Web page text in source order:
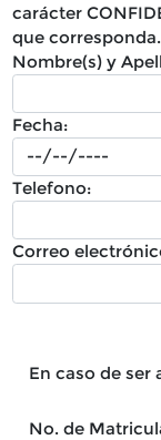
carácter
que corresponda.
Nombre(s) y
Fecha:
Telefono:
Correo
En caso de ser
No. de